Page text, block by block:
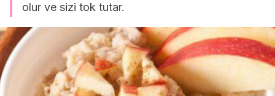
olur ve sizi tok tutar.